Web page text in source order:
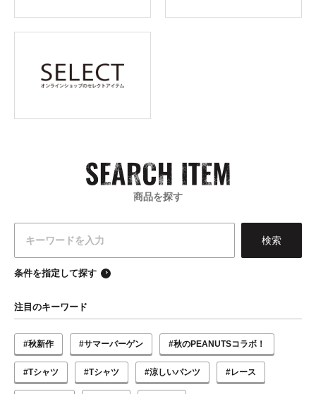
商品を探す
条件を指定して探す
注目のキーワード
#秋新作 #サマーバーゲン #秋のPEANUTSコラボ！
#Tシャツ #Tシャツ #涼しいパンツ #レース